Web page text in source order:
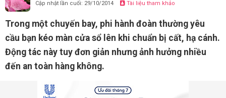
Cập nhật lần cuối: 29/10/2014 Tài liệu tham khảo
Trong một chuyến bay, phi hành đoàn thường yêu
cầu bạn kéo màn cửa sổ lên khi chuẩn bị cất, hạ cánh.
Động tác này tuy đơn giản nhưng ảnh hưởng nhiều
đến an toàn hàng không.